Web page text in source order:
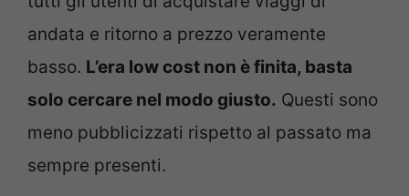
andata e ritorno a prezzo veramente
basso. L’era low cost non è finita, basta
solo cercare nel modo giusto. Questi sono
meno pubblicizzati rispetto al passato ma
sempre presenti.